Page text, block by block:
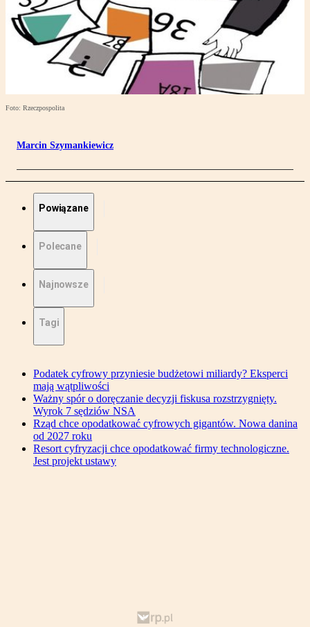
Foto: Rzeczpospolita
Marcin Szymankiewicz
Powiązane
Polecane
Najnowsze
Tagi
Podatek cyfrowy przyniesie budżetowi miliardy? Eksperci
mają wątpliwości
Ważny spór o doręczanie decyzji fiskusa rozstrzygnięty.
Wyrok 7 sędziów NSA
Rząd chce opodatkować cyfrowych gigantów. Nowa danina
od 2027 roku
Resort cyfryzacji chce opodatkować firmy technologiczne.
Jest projekt ustawy